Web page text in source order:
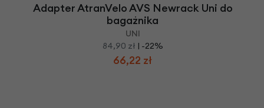
Adapter AtranVelo AVS Newrack Uni do
bagażnika
UNI
84,90 zł | -22%
66,22 zł